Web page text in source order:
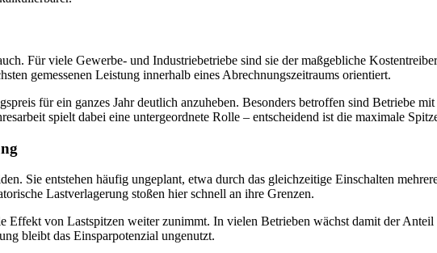
Für viele Gewerbe- und Industriebetriebe sind sie der maßgebliche
gemessenen Leistung innerhalb eines Abrechnungszeitraums orientiert.
für ein ganzes Jahr deutlich anzuheben. Besonders betroffen sind Betriebe
spielt dabei eine untergeordnete Rolle – entscheidend ist die maximale
Sie entstehen häufig ungeplant, etwa durch das gleichzeitige Einschalten
Lastverlagerung stoßen hier schnell an ihre Grenzen.
von Lastspitzen weiter zunimmt. In vielen Betrieben wächst damit der
bleibt das Einsparpotenzial ungenutzt.